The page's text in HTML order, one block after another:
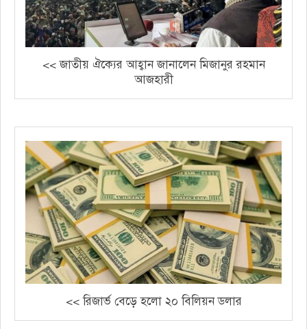
<< জাতীয় ঐক্যের আহ্বান জানালেন মিজানুর রহমান
আজহারী
<< রিজার্ভ বেড়ে হলো ২০ বিলিয়ন ডলার